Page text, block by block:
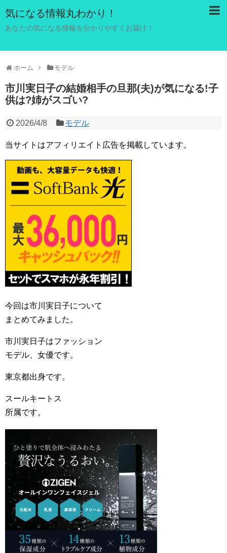
気になる情報丸わかり！
あなたの気になる情報を分かりやすくお届け！
ホーム モデル
市川実日子の結婚相手の旦那(夫)が気になる!子
供は?姉がスゴい?
2026/4/8 モデル
当サイトはアフィリエイト広告を掲載しています。
今回は市川実日子について
まとめてみました。
市川実日子はファッション
モデル、女優です。
東京都出身です。
スールキートス
所属です。